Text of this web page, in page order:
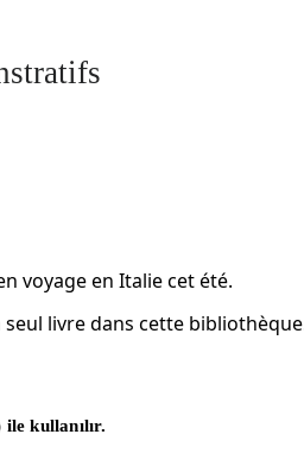
voyage en Italie cet été.
seul livre dans cette
kullanılır.